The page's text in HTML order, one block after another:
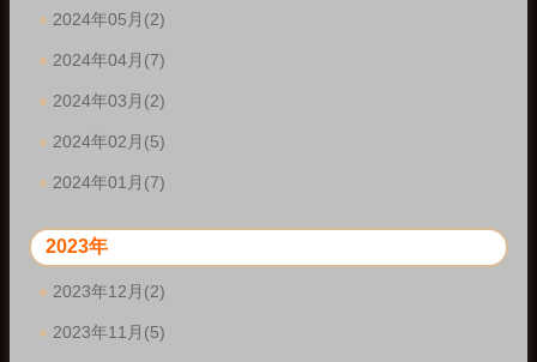
2024年05月(2)
2024年04月(7)
2024年03月(2)
2024年02月(5)
2024年01月(7)
2023年
2023年12月(2)
2023年11月(5)